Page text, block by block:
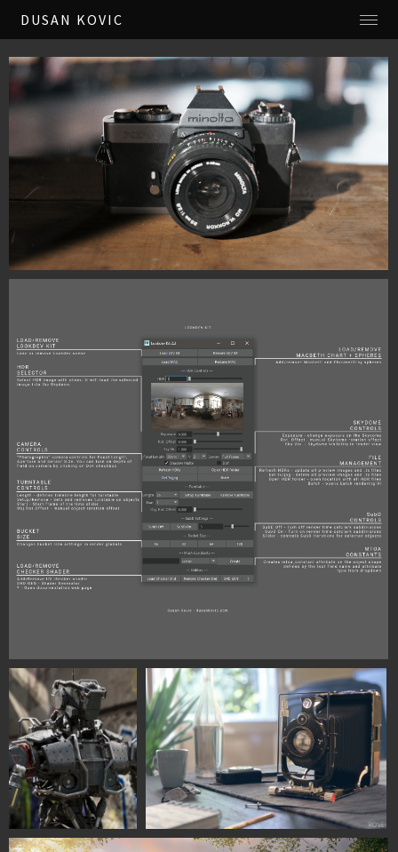
DUSAN KOVIC